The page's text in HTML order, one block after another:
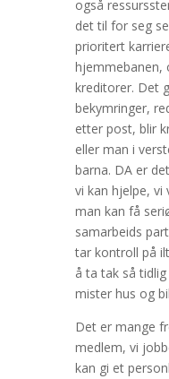
også
det til for seg
prioritert
hjemmebanen,
kreditorer. Det
bekymringer,
etter post, blir
eller man i
barna. DA er
vi kan hjelpe, vi
man kan få
samarbeids
tar kontroll på
å ta tak så
mister hus og
Det er mange
medlem, vi
kan gi et